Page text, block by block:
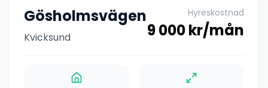
Gösholmsvägen
Kvicksund
Hyreskostnad
9 000kr/mån